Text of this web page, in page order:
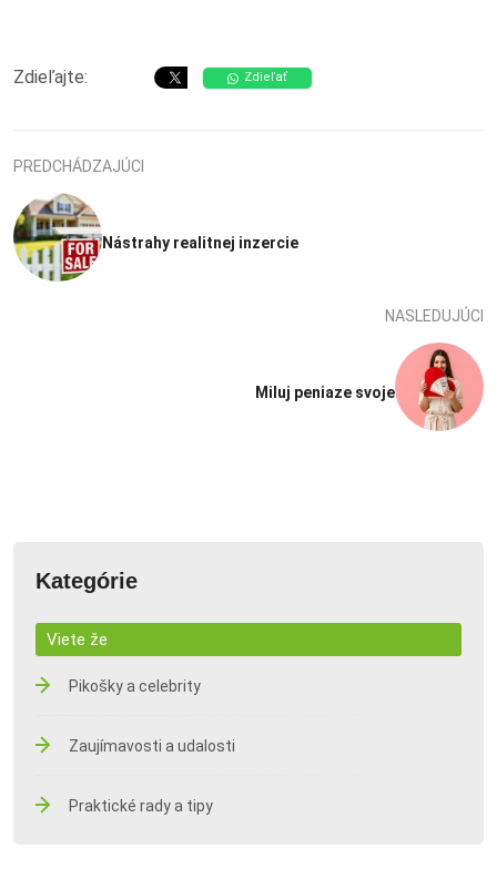
Zdieľajte: Zdieľať
PREDCHÁDZAJÚCI
Nástrahy realitnej inzercie
NASLEDUJÚCI
Miluj peniaze svoje
Kategórie
Viete že
Pikošky a celebrity
Zaujímavosti a udalosti
Praktické rady a tipy